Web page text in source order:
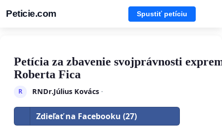
Peticie.com Spustiť petíciu
Petícia za zbavenie svojprávnosti
Roberta Fica
R RNDr.Július Kovács·
Zdieľať na Facebooku (27)